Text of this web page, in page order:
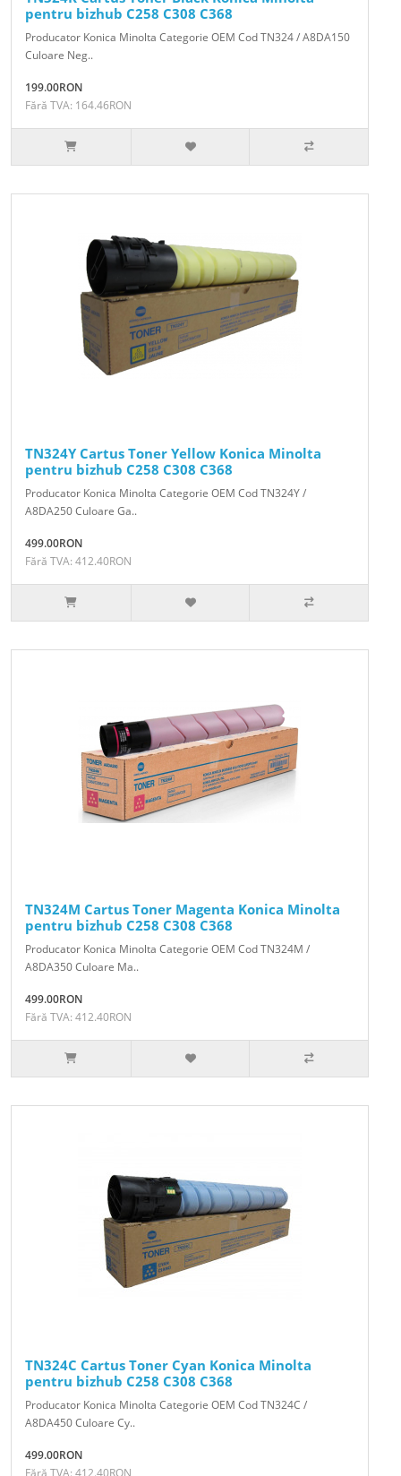
pentru bizhub C258 C308 C368
Producator Konica Minolta Categorie OEM Cod TN324 / A8DA150
Culoare Neg..
199.00RON
Fără TVA: 164.46RON
TN324Y Cartus Toner Yellow Konica Minolta
pentru bizhub C258 C308 C368
Producator Konica Minolta Categorie OEM Cod TN324Y /
A8DA250 Culoare Ga..
499.00RON
Fără TVA: 412.40RON
TN324M Cartus Toner Magenta Konica Minolta
pentru bizhub C258 C308 C368
Producator Konica Minolta Categorie OEM Cod TN324M /
A8DA350 Culoare Ma..
499.00RON
Fără TVA: 412.40RON
TN324C Cartus Toner Cyan Konica Minolta
pentru bizhub C258 C308 C368
Producator Konica Minolta Categorie OEM Cod TN324C /
A8DA450 Culoare Cy..
499.00RON
Fără TVA: 412.40RON